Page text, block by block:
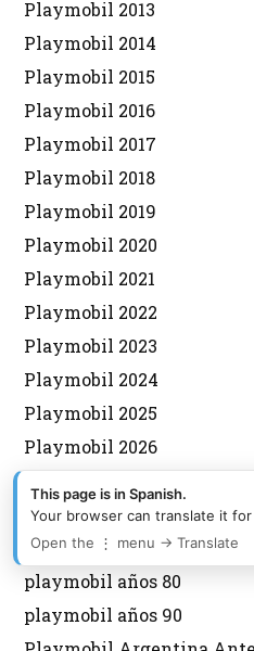
Playmobil 2013
Playmobil 2014
Playmobil 2015
Playmobil 2016
Playmobil 2017
Playmobil 2018
Playmobil 2019
Playmobil 2020
Playmobil 2021
Playmobil 2022
Playmobil 2023
Playmobil 2024
Playmobil 2025
Playmobil 2026
Playmobil años 2000
playmobil años 70
playmobil años 80
playmobil años 90
This page is in Spanish.
Your browser can translate it for
Open the ⋮ menu → Translate